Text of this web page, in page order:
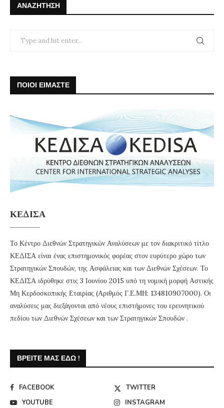
ΑΝΑΖΉΤΗΣΗ
ΠΟΙΟΙ ΕΙΜΑΣΤΕ
ΚΕΔΙΣΑ
Το Κέντρο Διεθνών Στρατηγικών Αναλύσεων με τον διακριτικό τίτλο
ΚΕΔΙΣΑ είναι ένας επιστημονικός φορέας στον ευρύτερο χώρο των
Στρατηγικών Σπουδών, της Ασφάλειας και των Διεθνών Σχέσεων. Το
ΚΕΔΙΣΑ ιδρύθηκε στις 3 Ιουνίου 2015 υπό τη νομική μορφή Αστικής
Μη Κερδοσκοπικής Εταιρίας (Αριθμός Γ.Ε.ΜΗ: 134810907000). Οι
αναλύσεις μας διεξάγονται από νέους επιστήμονες του ερευνητικού
πεδίου των Διεθνών Σχέσεων και των Στρατηγικών Σπουδών .
ΒΡΕΊΤΕ ΜΑΣ ΕΔΏ !
FACEBOOK
TWITTER
YOUTUBE
INSTAGRAM